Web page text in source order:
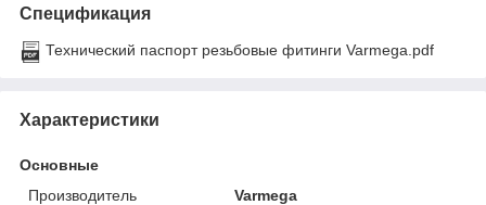
Спецификация
Технический паспорт резьбовые фитинги Varmega.pdf
Характеристики
Основные
Производитель
Varmega